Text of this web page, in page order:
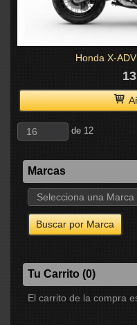
Marcas
Tu Carrito (0)
El carrito de la compra
Honda X-
de 12